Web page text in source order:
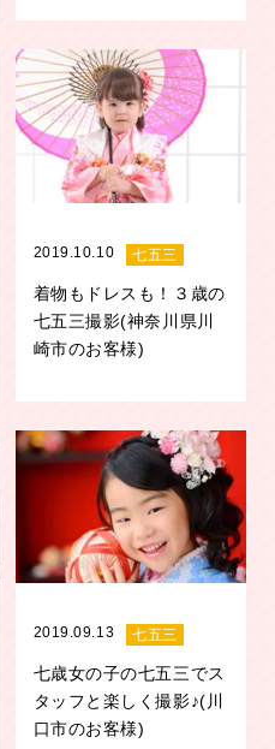
2019.10.10 七五三
着物もドレスも！３歳の
七五三撮影(神奈川県川
崎市のお客様)
2019.09.13 七五三
七歳女の子の七五三でス
タッフと楽しく撮影♪(川
口市のお客様)